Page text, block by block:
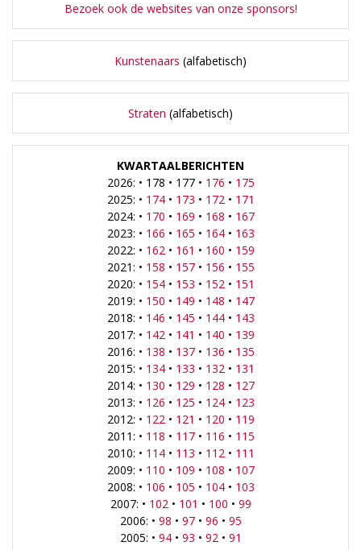
Bezoek ook de websites van onze sponsors!
Kunstenaars (alfabetisch)
Straten (alfabetisch)
KWARTAALBERICHTEN
2026: • 178 • 177 • 176 • 175
2025: • 174• 173 • 172• 171
2024: • 170 • 169 • 168 • 167
2023: • 166 • 165 • 164• 163
2022: • 162• 161 • 160 • 159
2021: • 158 • 157• 156 • 155
2020: • 154• 153 • 152• 151
2019: • 150 • 149 • 148 • 147
2018: • 146 • 145 • 144• 143
2017: • 142• 141 • 140 • 139
2016: • 138 • 137• 136 • 135
2015: • 134• 133 • 132• 131
2014: • 130 • 129 • 128 • 127
2013: • 126 • 125 • 124• 123
2012: • 122• 121 • 120 • 119
2011: • 118 • 117• 116 • 115
2010: • 114• 113 • 112• 111
2009: • 110 • 109 • 108 • 107
2008: • 106 • 105 • 104• 103
2007: • 102• 101 • 100 • 99
2006: • 98 • 97• 96 • 95
2005: • 94• 93 • 92• 91